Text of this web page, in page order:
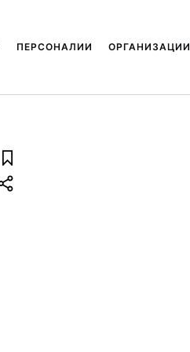
ПЕРСОНАЛИИ ОРГАНИЗАЦИИ